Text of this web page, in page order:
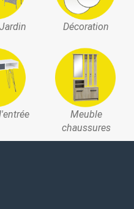
Décoration
Meuble
chaussures